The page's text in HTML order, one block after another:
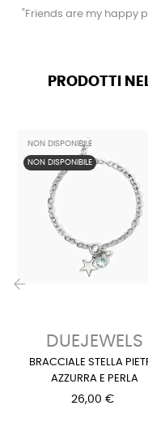
"Friends are my happy
PRODOTTI
NON DISPONIBILE
NON DISPONIBILE
DUEJEWELS
BRACCIALE STELLA
AZZURRA E PERLA
26,00 €